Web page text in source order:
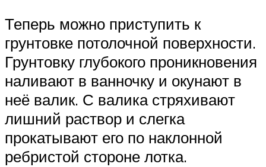
Теперь можно приступить к
грунтовке потолочной поверхности.
Грунтовку глубокого проникновения
наливают в ванночку и окунают в
неё валик. С валика стряхивают
лишний раствор и слегка
прокатывают его по наклонной
ребристой стороне лотка.